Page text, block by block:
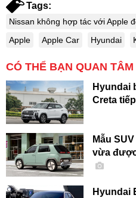
Tags:
Nissan không hợp tác với Apple
Apple
Apple Car Hyundai
CÓ THỂ BẠN QUAN TÂM
Hyundai
Creta
Mẫu
vừa
Hyundai